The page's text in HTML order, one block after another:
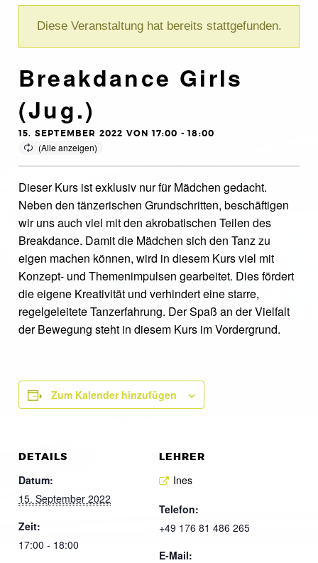
Diese Veranstaltung hat bereits stattgefunden.
Breakdance Girls
(Jug.)
15. SEPTEMBER 2022 VON 17:00 -18:00
Dieser Kurs ist exklusiv nur für Mädchen gedacht.
Neben den tänzerischen Grundschritten, beschäftigen
wir uns auch viel mit den akrobatischen Teilen des
Breakdance. Damit die Mädchen sich den Tanz zu
eigen machen können, wird in diesem Kurs viel mit
Konzept- und Themenimpulsen gearbeitet. Dies fördert
die eigene Kreativität und verhindert eine starre,
regelgeleitete Tanzerfahrung. Der Spaß an der Vielfalt
der Bewegung steht in diesem Kurs im Vordergrund.
Zum Kalender hinzufügen
DETAILS
Datum:
15. September 2022
Zeit:
17:00 - 18:00
LEHRER
Ines
Telefon:
+49 176 81 486 265
E-Mail: